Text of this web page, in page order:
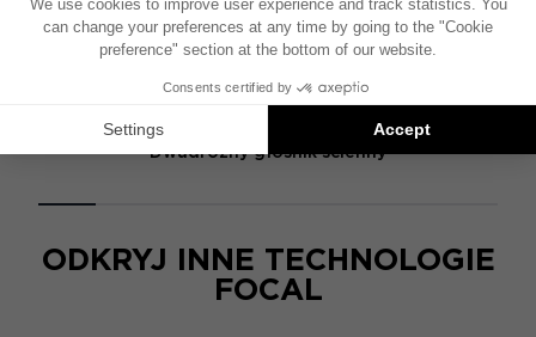
Dwudrożny głośnik ścienny
ODKRYJ INNE TECHNOLOGIE
FOCAL